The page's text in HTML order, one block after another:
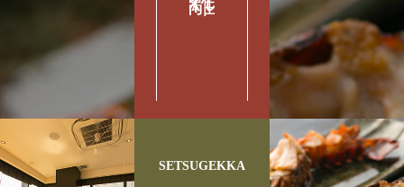
SETSUGEKKA